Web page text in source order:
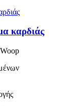
καρδιάς